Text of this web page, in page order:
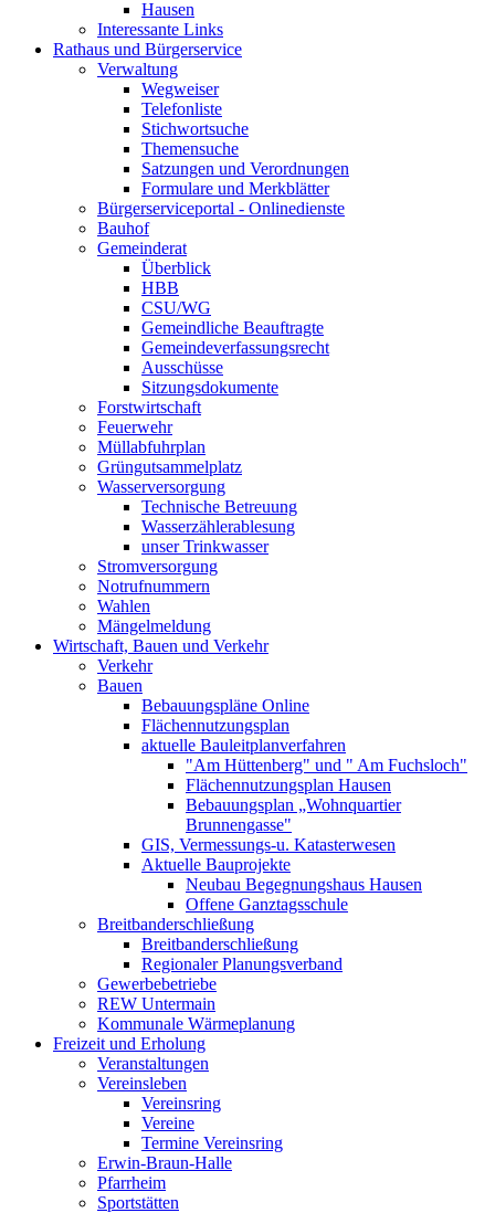
Hausen
Interessante Links
Rathaus und Bürgerservice
Verwaltung
Wegweiser
Telefonliste
Stichwortsuche
Themensuche
Satzungen und Verordnungen
Formulare und Merkblätter
Bürgerserviceportal - Onlinedienste
Bauhof
Gemeinderat
Überblick
HBB
CSU/WG
Gemeindliche Beauftragte
Gemeindeverfassungsrecht
Ausschüsse
Sitzungsdokumente
Forstwirtschaft
Feuerwehr
Müllabfuhrplan
Grüngutsammelplatz
Wasserversorgung
Technische Betreuung
Wasserzählerablesung
unser Trinkwasser
Stromversorgung
Notrufnummern
Wahlen
Mängelmeldung
Wirtschaft, Bauen und Verkehr
Verkehr
Bauen
Bebauungspläne Online
Flächennutzungsplan
aktuelle Bauleitplanverfahren
"Am Hüttenberg" und " Am Fuchsloch"
Flächennutzungsplan Hausen
Bebauungsplan „Wohnquartier
Brunnengasse"
GIS, Vermessungs-u. Katasterwesen
Aktuelle Bauprojekte
Neubau Begegnungshaus Hausen
Offene Ganztagsschule
Breitbanderschließung
Breitbanderschließung
Regionaler Planungsverband
Gewerbebetriebe
REW Untermain
Kommunale Wärmeplanung
Freizeit und Erholung
Veranstaltungen
Vereinsleben
Vereinsring
Vereine
Termine Vereinsring
Erwin-Braun-Halle
Pfarrheim
Sportstätten